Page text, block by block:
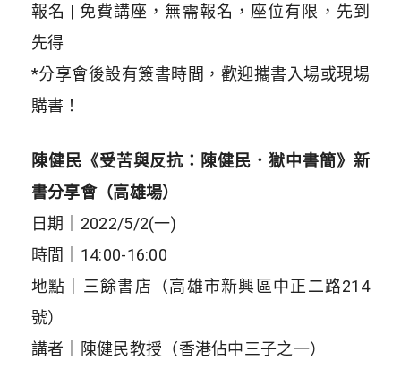
報名 | 免費講座，無需報名，座位有限，先到
先得
*分享會後設有簽書時間，歡迎攜書入場或現場
購書！
陳健民《受苦與反抗：陳健民．獄中書簡》新
書分享會（高雄場）
日期｜2022/5/2(一)
時間｜14:00-16:00
地點｜三餘書店（高雄市新興區中正二路214
號）
講者｜陳健民教授（香港佔中三子之一）